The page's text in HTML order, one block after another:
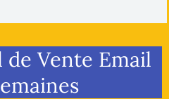
Vente Email